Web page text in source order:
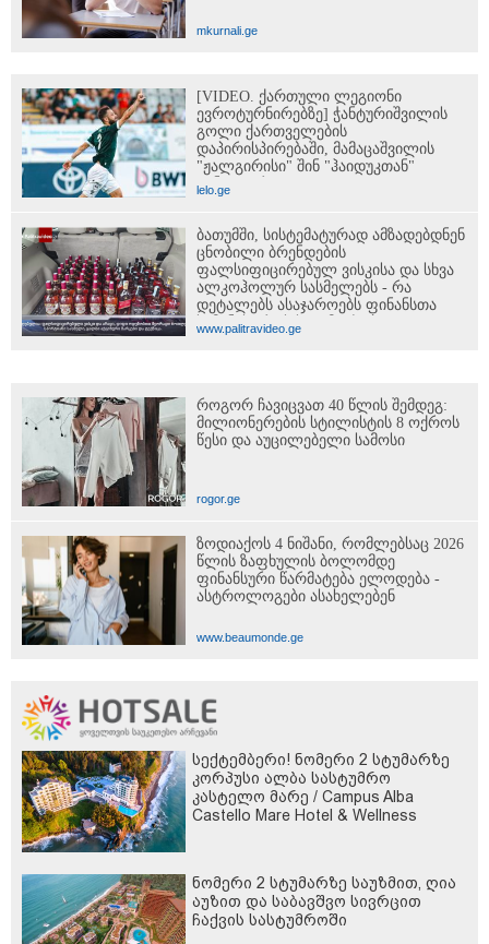
mkurnali.ge
[VIDEO. ქართული ლეგიონი
ევროტურნირებზე] ჭანტურიშვილის
გოლი ქართველების
დაპირისპირებაში, მამაცაშვილის
"ჟალგირისი" შინ "ჰაიდუკთან"
განადგურდა...
lelo.ge
ბათუმში, სისტემატურად ამზადებდნენ
ცნობილი ბრენდების
ფალსიფიცირებულ ვისკისა და სხვა
ალკოჰოლურ სასმელებს - რა
დეტალებს ასაჯაროებს ფინანსთა
სამინისტროს საგამოძიებო
სამსახური?
www.palitravideo.ge
როგორ ჩავიცვათ 40 წლის შემდეგ:
მილიონერების სტილისტის 8 ოქროს
წესი და აუცილებელი სამოსი
rogor.ge
ზოდიაქოს 4 ნიშანი, რომლებსაც 2026
წლის ზაფხულის ბოლომდე
ფინანსური წარმატება ელოდება -
ასტროლოგები ასახელებენ
www.beaumonde.ge
სექტემბერი! ნომერი 2 სტუმარზე
კორპუსი ალბა სასტუმრო
კასტელო მარე / Campus Alba
Castello Mare Hotel & Wellness
ნომერი 2 სტუმარზე საუზმით, ღია
აუზით და საბავშვო სივრცით
ჩაქვის სასტუმროში